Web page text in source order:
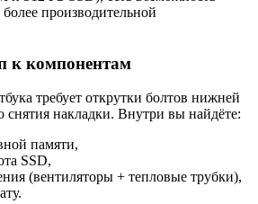
производительной
к компонентам
требует открутки болтов нижней
накладки. Внутри вы найдёте:
памяти,
SSD,
(вентиляторы + тепловые трубки),